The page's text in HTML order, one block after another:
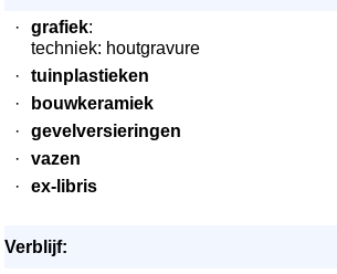
·
grafiek:
techniek: houtgravure
·
tuinplastieken
·
bouwkeramiek
·
gevelversieringen
·
vazen
·
ex-libris
Verblijf: